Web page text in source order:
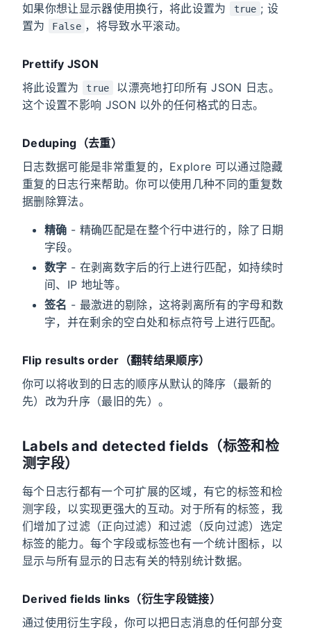
如果你想让显示器使用换行，将此设置为
true ; 设
置为
False ，将导致水平滚动。
Prettify JSON
将此设置为
true
以漂亮地打印所有 JSON 日志。
这个设置不影响 JSON 以外的任何格式的日志。
Deduping（去重）
日志数据可能是非常重复的，Explore 可以通过隐藏
重复的日志行来帮助。你可以使用几种不同的重复数
据删除算法。
精确 - 精确匹配是在整个行中进行的，除了日期
字段。
数字 - 在剥离数字后的行上进行匹配，如持续时
间、IP 地址等。
签名 - 最激进的剔除，这将剥离所有的字母和数
字，并在剩余的空白处和标点符号上进行匹配。
Flip results order（翻转结果顺序）
你可以将收到的日志的顺序从默认的降序（最新的
先）改为升序（最旧的先）。
Labels and detected fields（标签和检
测字段）
每个日志行都有一个可扩展的区域，有它的标签和检
测字段，以实现更强大的互动。对于所有的标签，我
们增加了过滤（正向过滤）和过滤（反向过滤）选定
标签的能力。每个字段或标签也有一个统计图标，以
显示与所有显示的日志有关的特别统计数据。
Derived fields links（衍生字段链接）
通过使用衍生字段，你可以把日志消息的任何部分变